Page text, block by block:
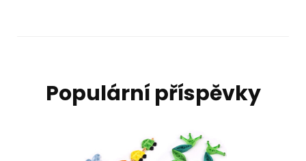
Populární příspěvky